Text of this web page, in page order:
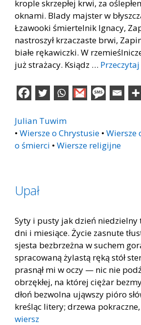
krople skrzepłej krwi, za
oknami. Blady majster w
Łzawooki śmiertelnik Ignacy,
nastroszył krzaczaste brwi,
białe rękawiczki. W
już strażacy. Ksiądz …
Julian Tuwim
• Wiersze o Chrystusie • Wiersze
o śmierci • Wiersze religijne
Upał
Syty i pusty jak dzień
dni i miesiące. Życie zasnute
sjesta bezbrzeżna w suchem
spracowaną żylastą ręką stół
prasnął mi w oczy — nic nie
obrzękłej, na której ciężar
dłoń bezwolna ująwszy pióro
kreśląc litery; drzewa
wiersz